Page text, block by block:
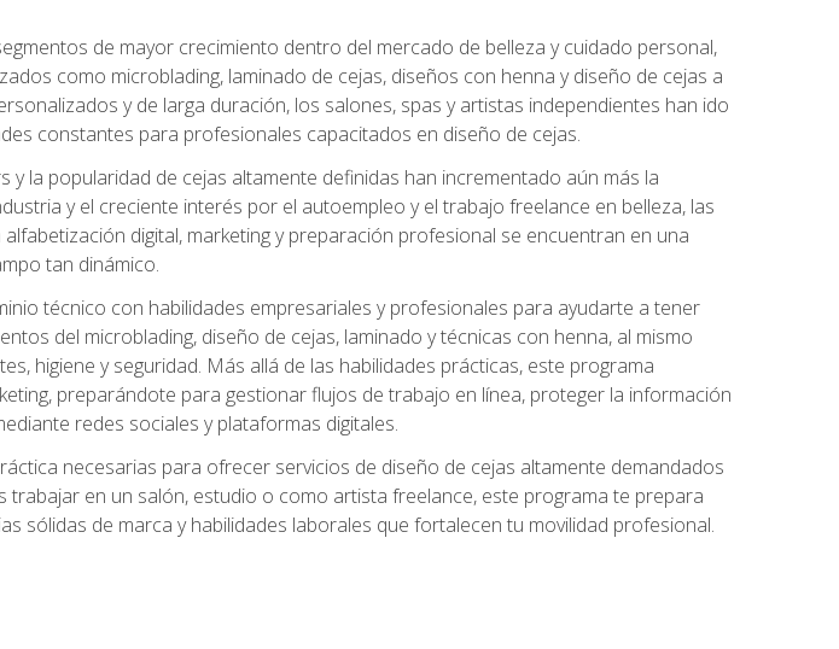
de mayor crecimiento dentro del mercado de belleza y cuidado personal,
como microblading, laminado de cejas, diseños con henna y diseño de cejas a
y de larga duración, los salones, spas y artistas independientes han ido
constantes para profesionales capacitados en diseño de cejas.
la popularidad de cejas altamente definidas han incrementado aún más la
y el creciente interés por el autoempleo y el trabajo freelance en belleza, las
digital, marketing y preparación profesional se encuentran en una
tan dinámico.
técnico con habilidades empresariales y profesionales para ayudarte a tener
del microblading, diseño de cejas, laminado y técnicas con henna, al mismo
higiene y seguridad. Más allá de las habilidades prácticas, este programa
preparándote para gestionar flujos de trabajo en línea, proteger la información
redes sociales y plataformas digitales.
necesarias para ofrecer servicios de diseño de cejas altamente demandados
trabajar en un salón, estudio o como artista freelance, este programa te prepara
sólidas de marca y habilidades laborales que fortalecen tu movilidad profesional.